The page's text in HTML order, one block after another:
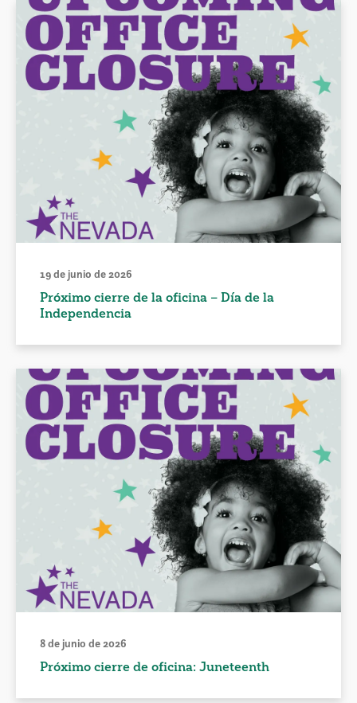
19 de junio de 2026
Próximo cierre de la oficina – Día de la
Independencia
8 de junio de 2026
Próximo cierre de oficina: Juneteenth